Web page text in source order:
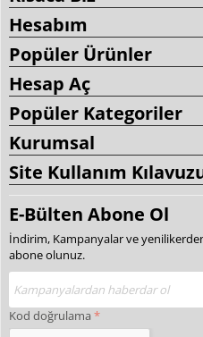
Hesabım
Popüler Ürünler
Hesap Aç
Popüler Kategoriler
Kurumsal
Site Kullanım
E-Bülten Abone Ol
İndirim, Kampanyalar ve
abone olunuz.
Kod doğrulama